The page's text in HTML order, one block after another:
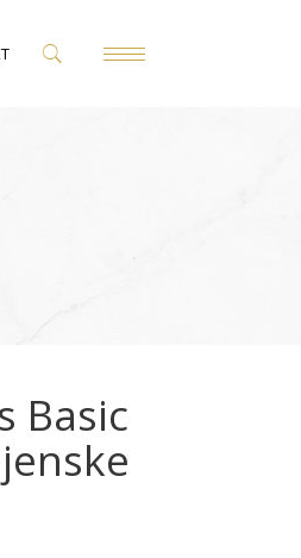
Basic